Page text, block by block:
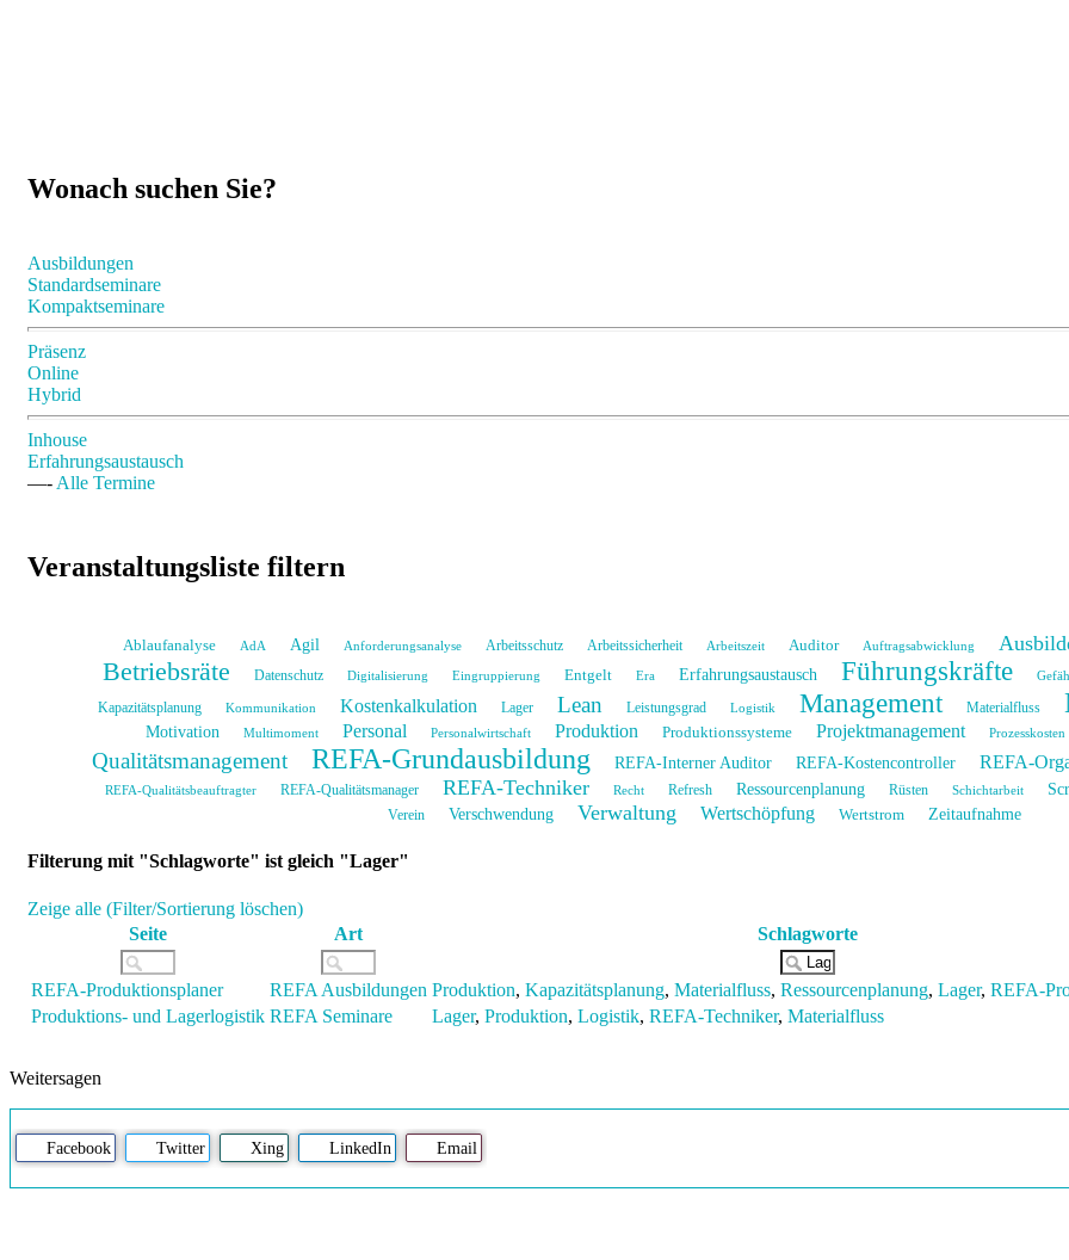
Wonach suchen Sie?
Ausbildungen
Standardseminare
Kompaktseminare
Präsenz
Online
Hybrid
Inhouse
Erfahrungsaustausch
—- Alle Termine
Veranstaltungsliste filtern
Ablaufanalyse AdA Agil Anforderungsanalyse Arbeitsschutz Arbeitssicherheit Arbeitszeit Auditor Auftragsabwicklung
Betriebsräte Datenschutz Digitalisierung Eingruppierung Entgelt Era Erfahrungsaustausch Führungskräfte
Kapazitätsplanung Kommunikation Kostenkalkulation Lager Lean Leistungsgrad Logistik Management Materialfluss
Motivation
Multimoment Personal Personalwirtschaft Produktion Produktionssysteme Projektmanagement Prozesskosten
Qualitätsmanagement REFA-Grundausbildung REFA-Interner Auditor REFA-Kostencontroller REFA-
REFA-Qualitätsbeauftragter REFA-Qualitätsmanager REFA-Techniker Recht Refresh Ressourcenplanung Rüsten Schichtarbeit
Verein Verschwendung Verwaltung Wertschöpfung Wertstrom Zeitaufnahme
Filterung mit "Schlagworte" ist gleich "Lager"
Zeige alle (Filter/Sortierung löschen)
Seite
Art Schlagworte
REFA-Produktionsplaner REFA Ausbildungen Produktion, Kapazitätsplanung, Materialfluss, Ressourcenplanung, Lager, REFA-
Produktions- und Lagerlogistik REFA Seminare Lager, Produktion, Logistik, REFA-Techniker, Materialfluss
Weitersagen
Facebook Twitter Xing LinkedIn Email